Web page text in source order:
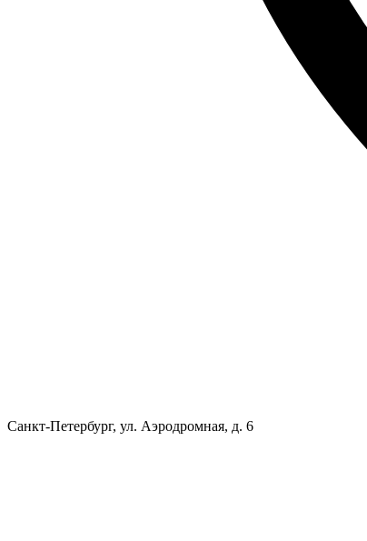
Санкт-Петербург, ул. Аэродромная, д. 6